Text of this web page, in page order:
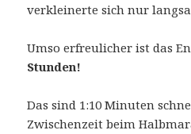
verkleinerte sich nur
Umso erfreulicher ist das
Stunden!
Das sind 1:10 Minuten
Zwischenzeit beim